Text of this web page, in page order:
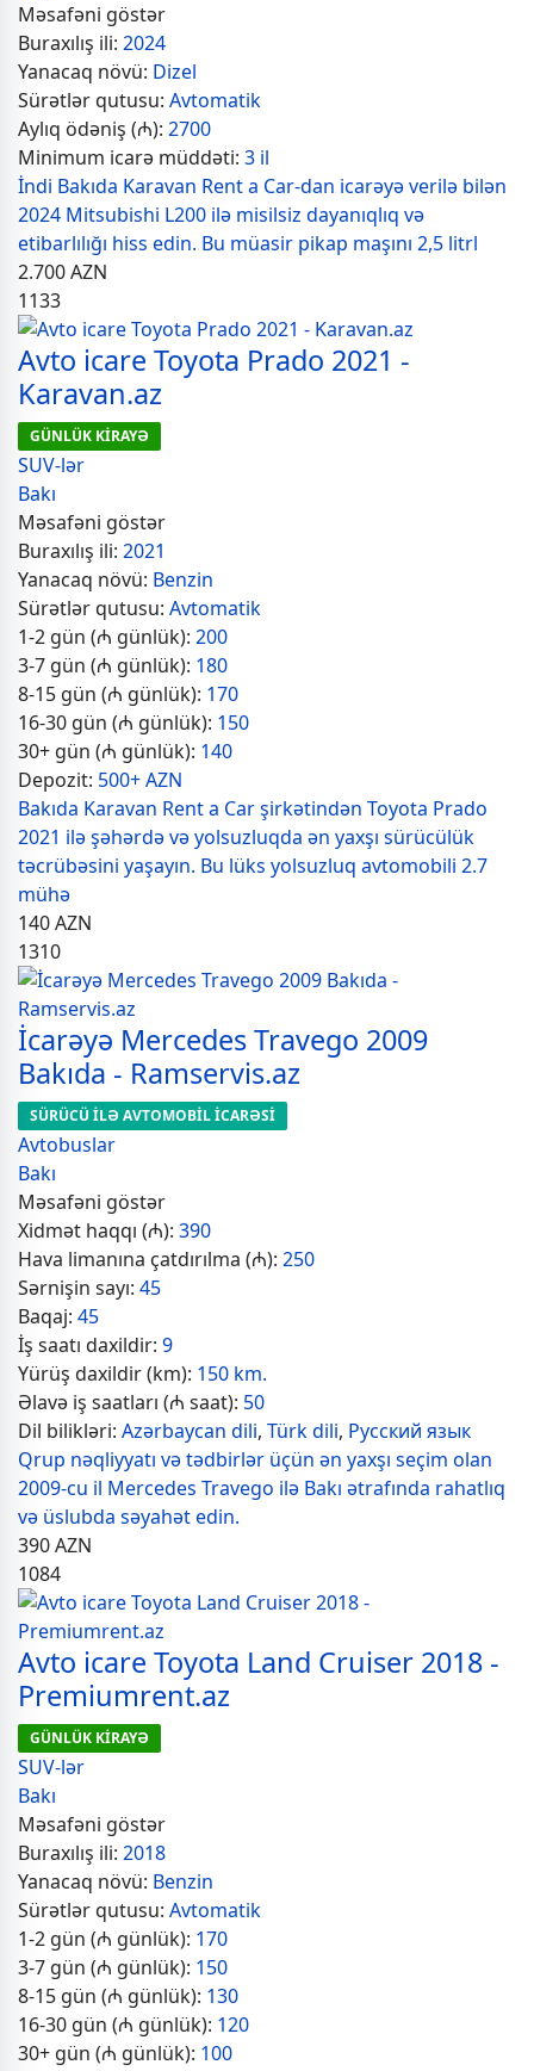
Məsafəni göstər
Buraxılış ili: 2024
Yanacaq növü: Dizel
Sürətlər qutusu: Avtomatik
Aylıq ödəniş (₼): 2700
Minimum icarə müddəti: 3 il
İndi Bakıda Karavan Rent a Car-dan icarəyə verilə bilən
2024 Mitsubishi L200 ilə misilsiz dayanıqlıq və
etibarlılığı hiss edin. Bu müasir pikap maşını 2,5 litrl
2.700AZN
1133
Avto icare Toyota Prado 2021 -
Karavan.az
GÜNLÜK KİRAYƏ
SUV-lər
Bakı
Məsafəni göstər
Buraxılış ili: 2021
Yanacaq növü: Benzin
Sürətlər qutusu: Avtomatik
1-2 gün (₼ günlük): 200
3-7 gün (₼ günlük): 180
8-15 gün (₼ günlük): 170
16-30 gün (₼ günlük): 150
30+ gün (₼ günlük): 140
Depozit: 500+ AZN
Bakıda Karavan Rent a Car şirkətindən Toyota Prado
2021 ilə şəhərdə və yolsuzluqda ən yaxşı sürücülük
təcrübəsini yaşayın. Bu lüks yolsuzluq avtomobili 2.7
mühə
140AZN
1310
İcarəyə Mercedes Travego 2009
Bakıda - Ramservis.az
SÜRÜCÜ İLƏ AVTOMOBİL İCARƏSİ
Avtobuslar
Bakı
Məsafəni göstər
Xidmət haqqı (₼): 390
Hava limanına çatdırılma (₼): 250
Sərnişin sayı: 45
Baqaj: 45
İş saatı daxildir: 9
Yürüş daxildir (km): 150 km.
Əlavə iş saatları (₼ saat): 50
Dil bilikləri: Azərbaycan dili, Türk dili, Русский язык
Qrup nəqliyyatı və tədbirlər üçün ən yaxşı seçim olan
2009-cu il Mercedes Travego ilə Bakı ətrafında rahatlıq
və üslubda səyahət edin.
390AZN
1084
Avto icare Toyota Land Cruiser 2018 -
Premiumrent.az
GÜNLÜK KİRAYƏ
SUV-lər
Bakı
Məsafəni göstər
Buraxılış ili: 2018
Yanacaq növü: Benzin
Sürətlər qutusu: Avtomatik
1-2 gün (₼ günlük): 170
3-7 gün (₼ günlük): 150
8-15 gün (₼ günlük): 130
16-30 gün (₼ günlük): 120
30+ gün (₼ günlük): 100